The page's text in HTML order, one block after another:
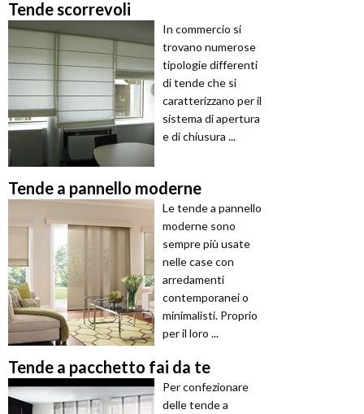
Tende scorrevoli
In commercio si
trovano numerose
tipologie differenti
di tende che si
caratterizzano per il
sistema di apertura
e di chiusura ...
Tende a pannello moderne
Le tende a pannello
moderne sono
sempre più usate
nelle case con
arredamenti
contemporanei o
minimalisti. Proprio
per il loro ...
Tende a pacchetto fai da te
Per confezionare
delle tende a